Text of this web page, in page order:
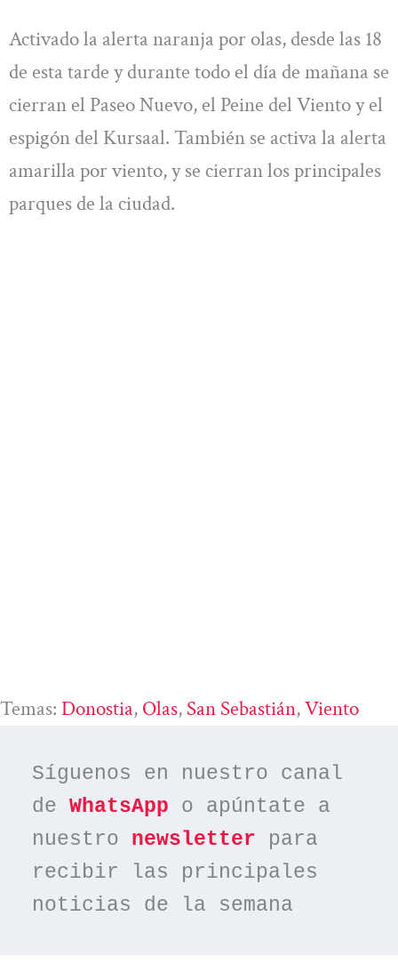
Activado la alerta naranja por olas, desde las 18
de esta tarde y durante todo el día de mañana se
cierran el Paseo Nuevo, el Peine del Viento y el
espigón del Kursaal. También se activa la alerta
amarilla por viento, y se cierran los principales
parques de la ciudad.
Temas: Donostia, Olas, San Sebastián, Viento
Síguenos en nuestro canal
de WhatsApp o apúntate a
nuestro newsletter para
recibir las principales
noticias de la semana